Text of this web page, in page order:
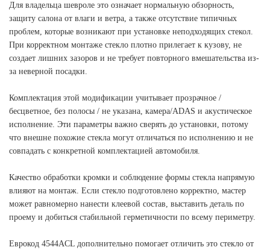
Для владельца шевроле это означает нормальную обзорность,
защиту салона от влаги и ветра, а также отсутствие типичных
проблем, которые возникают при установке неподходящих стекол.
При корректном монтаже стекло плотно прилегает к кузову, не
создает лишних зазоров и не требует повторного вмешательства из-
за неверной посадки.
Комплектация этой модификации учитывает прозрачное /
бесцветное, без полосы / не указана, камера/ADAS и акустическое
исполнение. Эти параметры важно сверять до установки, потому
что внешне похожие стекла могут отличаться по исполнению и не
совпадать с конкретной комплектацией автомобиля.
Качество обработки кромки и соблюдение формы стекла напрямую
влияют на монтаж. Если стекло подготовлено корректно, мастер
может равномерно нанести клеевой состав, выставить деталь по
проему и добиться стабильной герметичности по всему периметру.
Еврокод 4544ACL дополнительно помогает отличить это стекло от